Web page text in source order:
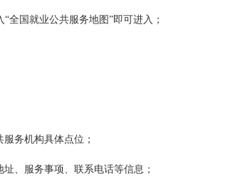
全国就业公共服务地图”即可进入；
务机构具体点位；
、服务事项、联系电话等信息；